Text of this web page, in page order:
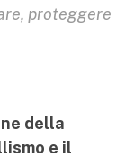
proteggere
della
e il